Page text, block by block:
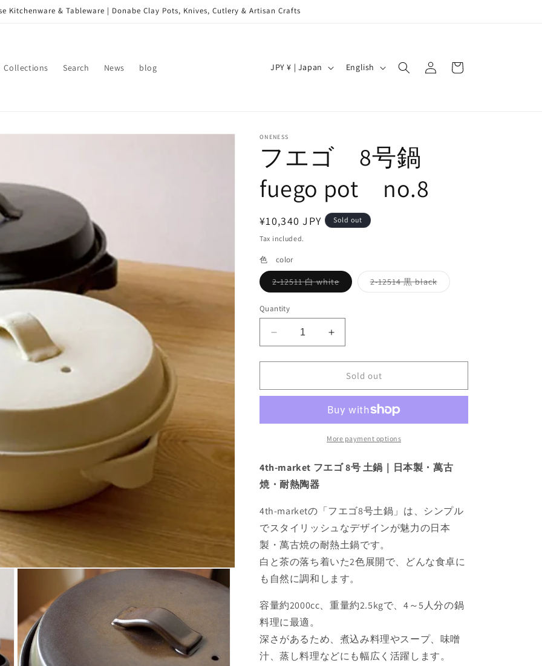
Kitchenware & Tableware | Donabe Clay Pots, Knives, Cutlery & Artisan Crafts
Collections Search News blog
C
t
r
y
/
r
e
g
i
o
n
JPY ¥ | Japan
e
English
in
Cart
ONENESS
フエゴ 8号鍋
fuego pot no.8
Regular
price
¥10,340 JPY Sold out
Tax included.
色 color
2-12511 白 whiteVariant
sold
2-12514 黒 blackVariant
sold
Quantity
Decrease
quantity
for
エ
fuego
pot
no.8
Increase
quantity
for
エ
ゴ
fuego
pot
Sold out
More payment options
4th-market フエゴ 8号 土鍋｜日本製・萬古
焼・耐熱陶器
4th-marketの「フエゴ8号土鍋」は、シンプル
でスタイリッシュなデザインが魅力の日本
製・萬古焼の耐熱土鍋です。
白と茶の落ち着いた2色展開で、どんな食卓に
も自然に調和します。
容量約2000cc、重量約2.5kgで、4～5人分の鍋
料理に最適。
深さがあるため、煮込み料理やスープ、味噌
汁、蒸し料理などにも幅広く活躍します。